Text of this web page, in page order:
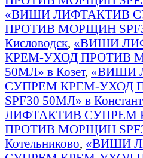
«ВИШИ ЛИФТАКТИВ
ПРОТИВ МОРЩИН
Кисловодск, «ВИШИ
КРЕМ-УХОД ПРОТИВ
50МЛ» в Козет, «ВИШИ
СУПРЕМ КРЕМ-УХОД
SPF30 50МЛ» в
ЛИФТАКТИВ СУПРЕМ
ПРОТИВ МОРЩИН
Котельниково, «ВИШИ